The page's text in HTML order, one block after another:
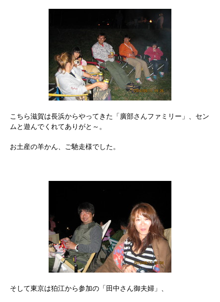
こちら滋賀は長浜からやってきた「廣部さんファミリー」、セン
ムと遊んでくれてありがと～。
お土産の羊かん、ご馳走様でした。
そして東京は狛江から参加の「田中さん御夫婦」、